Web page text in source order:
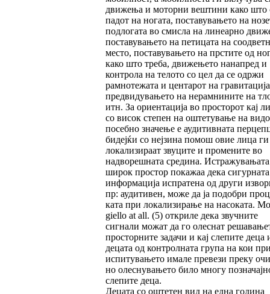
движења и мо­торни вештини како што
падот на ногата, поставувањето на
подлогата во смис­ла на линеарно
поставувањето на пе­ти­цата на
место, поставувањето на прстите од
како што треба, движењето нанапред и
контрола на телото со цел да се одр­жи
рамнотежата и центарот на
предвидувањето на нерамнините на
итн. За ориентација во просторот кај
со ви­сок степен на оштетување на
посебно значење е аудитивната
бидејќи со нејзина помош овие лица ги
локализираат зву­ци­те и промените во
надворешната средина.
широк простор покажаа дека сигурната
информација испратена од други
пр: аудитивен, може да ја подобри
ката при локализирање на насоката.
gie­llo at all. (5) откриле дека звучните
сигнали можат да го олеснат
простор­ни­те задачи и кај слепите деца
децата од кон­тролната група на кои
испитувањето имале превези преку
но олеснувањето било многу
слепите деца.
Децата со оштетен вид на една година